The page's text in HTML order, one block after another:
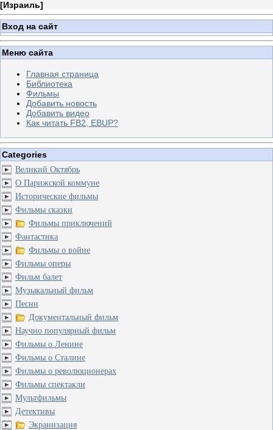
[Израиль]
Вход на сайт
Меню сайта
Главная страница
Библиотека
Фильмы
Добавить новость
Добавить видео
Как читать FB2, EBUP?
Categories
Великий Октябрь
О Парижской коммуне
Исторические фильмы
Фильмы сказки
Фильмы приключений
Фантастика
Фильмы о войне
Фильмы оперы
Фильм балет
Музыкальный фильм
Песни
Документальный фильм
Научно популярный фильм
Фильмы о Ленине
Фильмы о Сталине
Фильмы о революционерах
Фильмы спектакли
Мультфильмы
Детективы
Экранизация